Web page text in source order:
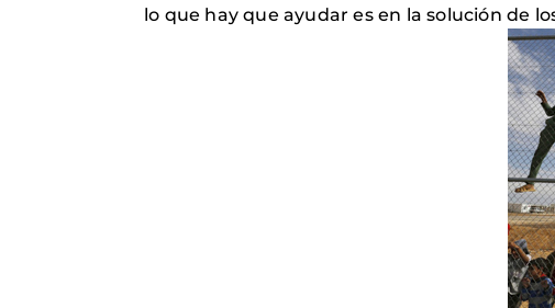
lo que hay que ayudar es en la solución de